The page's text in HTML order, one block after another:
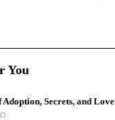
You
Adoption, Secrets, and Love